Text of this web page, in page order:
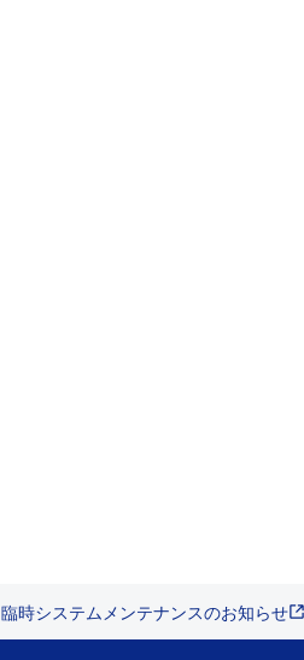
時システムメンテナンスのお知らせ